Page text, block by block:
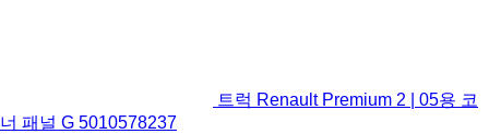
트럭 Renault Premium 2 | 05용 코
너 패널 G 5010578237